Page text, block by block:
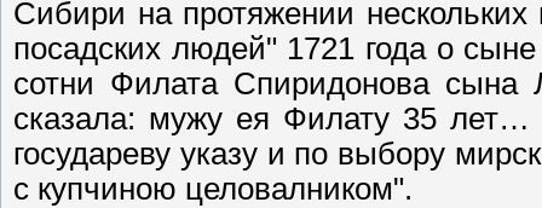
Сибири на протяжении
посадских людей" 1721 года о
сотни Филата Спиридонова сына
сказала: мужу ея Филату 35
государеву указу и по выбору
с купчиною целовалником".